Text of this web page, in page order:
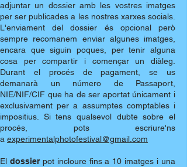
adjuntar un dossier amb les vostres imatges
per ser publicades a les nostres xarxes socials.
L'enviament del dossier és opcional però
sempre recomanem enviar algunes imatges,
encara que siguin poques, per tenir alguna
cosa per compartir i començar un diàleg.
Durant el procés de pagament, se us
demanarà un número de Passaport,
NIE/NIF/CIF que ha de ser aportat únicament i
exclusivament per a assumptes comptables i
impositius. Si tens qualsevol dubte sobre el
procés, pots escriure'ns
a experimentalphotofestival@gmail.com
El dossier pot incloure fins a 10 imatges i una